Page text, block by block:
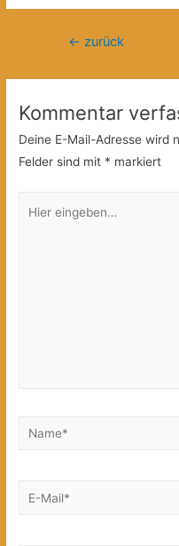
← zurück
Kommentar
Deine E-Mail-Adresse wird
Felder sind mit * markiert
eingeben…
Name*
E-